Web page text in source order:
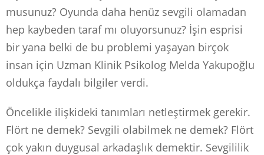
musunuz? Oyunda daha henüz sevgili olamadan
hep kaybeden taraf mı oluyorsunuz? İşin esprisi
bir yana belki de bu problemi yaşayan birçok
insan için Uzman Klinik Psikolog Melda Yakupoğlu
oldukça faydalı bilgiler verdi.
Öncelikle ilişkideki tanımları netleştirmek gerekir.
Flört ne demek? Sevgili olabilmek ne demek? Flört
çok yakın duygusal arkadaşlık demektir. Sevgililik